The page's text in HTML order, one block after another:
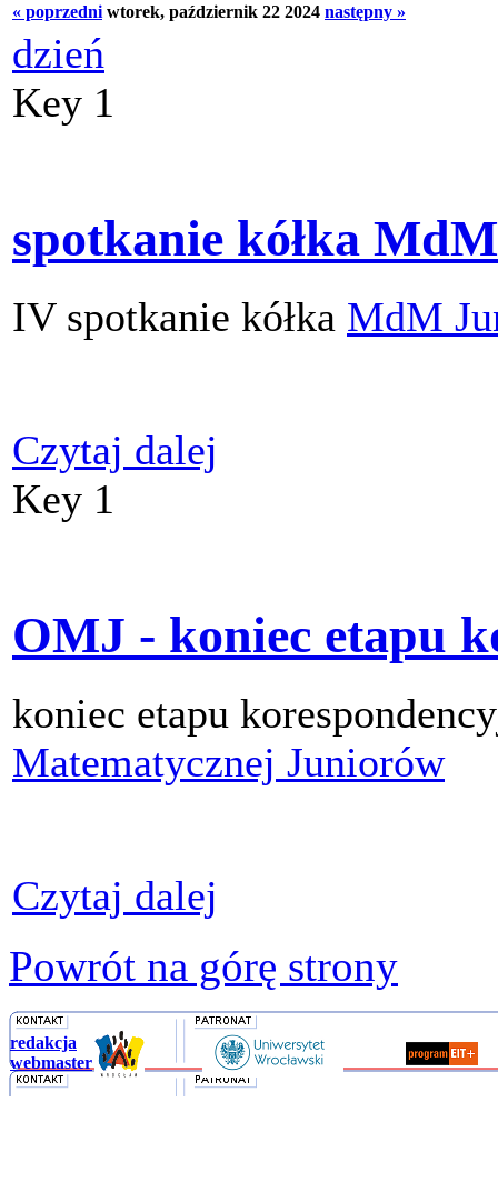
« poprzedni wtorek, październik 22 2024 następny »
dzień
Key 1
spotkanie kółka
IV spotkanie kółka MdM
Czytaj dalej
Key 1
OMJ - koniec etapu
koniec etapu
Matematycznej Juniorów
Czytaj dalej
Powrót na górę strony
redakcja
webmaster